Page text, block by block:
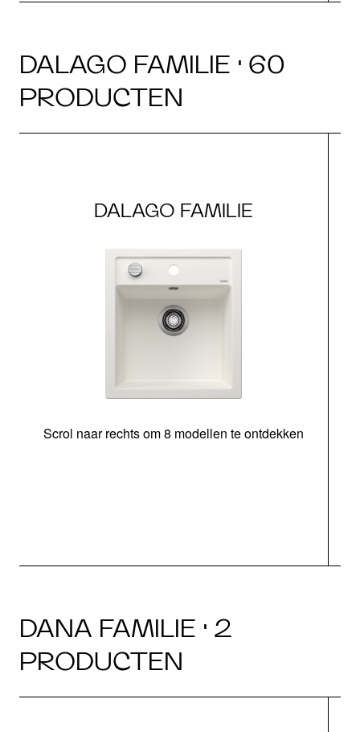
DALAGO FAMILIE · 60
PRODUCTEN
DALAGO FAMILIE
Scrol naar rechts om 8 modellen te ontdekken
DANA FAMILIE · 2
PRODUCTEN